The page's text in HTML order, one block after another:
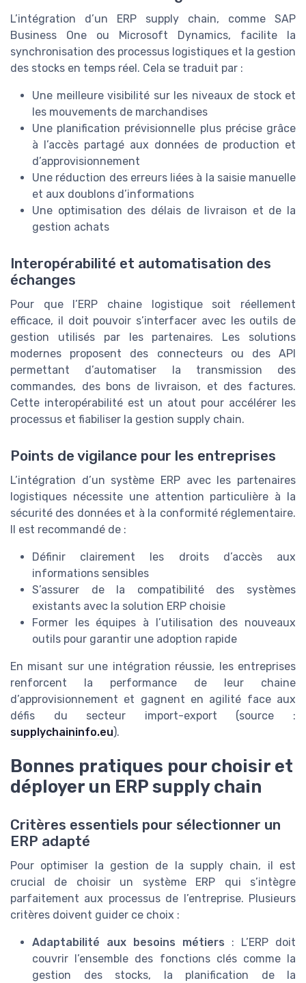
L’intégration d’un ERP supply chain, comme SAP
Business One ou Microsoft Dynamics, facilite la
synchronisation des processus logistiques et la gestion
des stocks en temps réel. Cela se traduit par :
Une meilleure visibilité sur les niveaux de stock et
les mouvements de marchandises
Une planification prévisionnelle plus précise grâce
à l’accès partagé aux données de production et
d’approvisionnement
Une réduction des erreurs liées à la saisie manuelle
et aux doublons d’informations
Une optimisation des délais de livraison et de la
gestion achats
Interopérabilité et automatisation des
échanges
Pour que l’ERP chaine logistique soit réellement
efficace, il doit pouvoir s’interfacer avec les outils de
gestion utilisés par les partenaires. Les solutions
modernes proposent des connecteurs ou des API
permettant d’automatiser la transmission des
commandes, des bons de livraison, et des factures.
Cette interopérabilité est un atout pour accélérer les
processus et fiabiliser la gestion supply chain.
Points de vigilance pour les entreprises
L’intégration d’un système ERP avec les partenaires
logistiques nécessite une attention particulière à la
sécurité des données et à la conformité réglementaire.
Il est recommandé de :
Définir clairement les droits d’accès aux
informations sensibles
S’assurer de la compatibilité des systèmes
existants avec la solution ERP choisie
Former les équipes à l’utilisation des nouveaux
outils pour garantir une adoption rapide
En misant sur une intégration réussie, les entreprises
renforcent la performance de leur chaine
d’approvisionnement et gagnent en agilité face aux
défis du secteur import-export (source :
supplychaininfo.eu).
Bonnes pratiques pour choisir et
déployer un ERP supply chain
Critères essentiels pour sélectionner un
ERP adapté
Pour optimiser la gestion de la supply chain, il est
crucial de choisir un système ERP qui s’intègre
parfaitement aux processus de l’entreprise. Plusieurs
critères doivent guider ce choix :
Adaptabilité aux besoins métiers : L’ERP doit
couvrir l’ensemble des fonctions clés comme la
gestion des stocks, la planification de la